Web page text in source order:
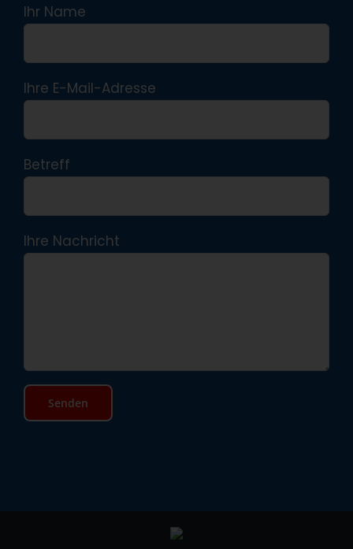
Ihr Name
Ihre E-Mail-Adresse
Betreff
Ihre Nachricht